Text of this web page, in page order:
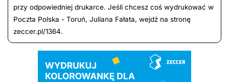
przy odpowiedniej drukarce. Jeśli chcesz coś wydrukować w
Poczta Polska - Toruń, Juliana Fałata, wejdź na stronę
zeccer.pl/1364.